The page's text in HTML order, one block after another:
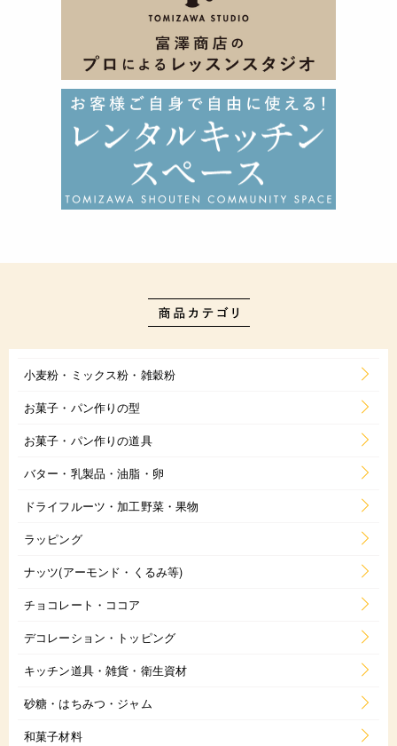
小麦粉・ミックス粉・雑穀粉
お菓子・パン作りの型
お菓子・パン作りの道具
バター・乳製品・油脂・卵
ドライフルーツ・加工野菜・果物
ラッピング
ナッツ(アーモンド・くるみ等)
チョコレート・ココア
デコレーション・トッピング
キッチン道具・雑貨・衛生資材
砂糖・はちみつ・ジャム
和菓子材料